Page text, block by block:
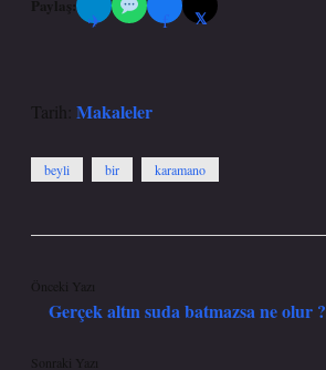
Paylaş:
✈ f 𝕏
Tarih: Makaleler
beyli bir karamano
Önceki Yazı
Gerçek altın suda batmazsa ne olur ?
Sonraki Yazı